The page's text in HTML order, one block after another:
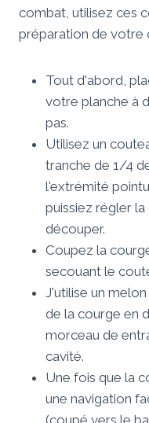
combat, utilisez ces
préparation de votre
Tout d'abord,
votre planche à
pas.
Utilisez un
tranche de 1/4
l'extrémité
puissiez régler
découper.
Coupez la
secouant le
J'utilise un
de la courge en
morceau de
cavité.
Une fois que la
une navigation
(coupé vers le